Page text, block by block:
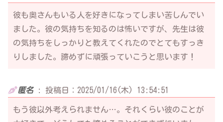
彼も奥さんもいる人を好きになってしまい苦しんでい
ました。彼の気持ちを知るのは怖いですが、先生は彼
の気持ちをしっかりと教えてくれたのでとてもすっき
りしました。諦めずに頑張っていこうと思います！
匿名: 投稿日：2025/01/16(木) 13:54:51
もう彼以外考えられません…。それくらい彼のことが